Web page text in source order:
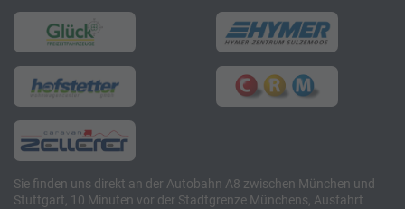
Sie finden uns direkt an der Autobahn A8 zwischen München und
Stuttgart, 10 Minuten vor der Stadtgrenze Münchens, Ausfahrt